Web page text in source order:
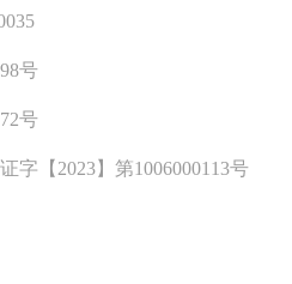
号
号
字【2023】第1006000113号